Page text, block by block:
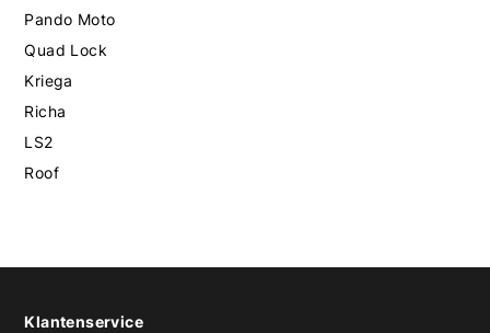
Pando Moto
Quad Lock
Kriega
Richa
LS2
Roof
Klantenservice